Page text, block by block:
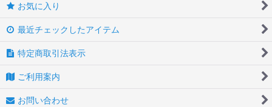
お気に入り
最近チェックしたアイテム
特定商取引法表示
ご利用案内
お問い合わせ